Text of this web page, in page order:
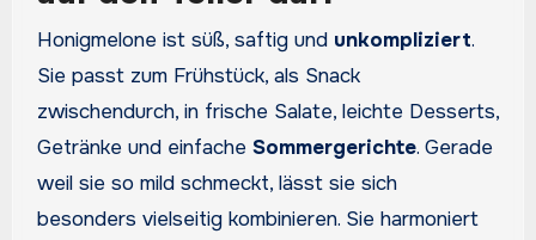
Honigmelone ist süß, saftig und unkompliziert.
Sie passt zum Frühstück, als Snack
zwischendurch, in frische Salate, leichte Desserts,
Getränke und einfache Sommergerichte. Gerade
weil sie so mild schmeckt, lässt sie sich
besonders vielseitig kombinieren. Sie harmoniert